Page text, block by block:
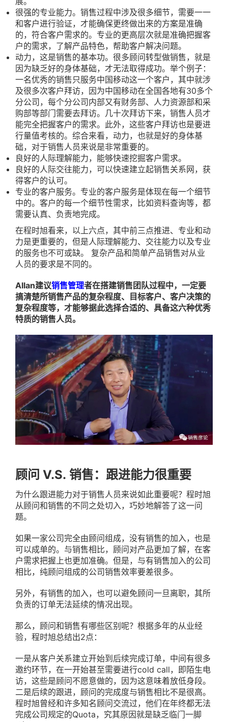
很强的专业能力。销售过程中涉及很多细节，需要一一
和客户进行验证，才能确保更终做出来的方案是准确
的，符合客户需求的。专业的更高层次就是准确把握客
户的需求，了解产品特色，帮助客户解决问题。
动力，这是销售的基本功。很多顾问转型做销售，就是
因为缺乏好的身体基础，才无法取得成功。举个例子：
一名优秀的销售只服务中国移动这一个客户，其中就涉
及很多次客户拜访，因为中国移动在全国各地有30多个
分公司，每个分公司内部又有财务部、人力资源部和采
购部等部门需要去拜访。几十次拜访下来，销售人员才
能完全把握客户的需求。此外，这些客户拜访也是要进
行量值考核的。综合来看，动力，也就是好的身体基
础，对于销售人员来说是非常重要的。
良好的人际理解能力，能够快速挖掘客户需求。
良好的人际交往能力，可以快速建立起销售关系网，获
得客户的认可。
专业的客户服务。专业的客户服务是体现在每一个细节
中的。客户的每一个细节性需求，比如资料查询等，都
需要认真、负责地完成。
在程时旭看来，以上六点，其中前三点推进、专业和动
力是更重要的，但是人际理解能力、交往能力以及专业
的服务也不可或缺。 复杂产品和简单产品销售对从业
人员的要求是不同的。
Allan建议销售管理者在搭建销售团队过程中，一定要
搞清楚所销售产品的复杂程度、目标客户、客户决策的
复杂程度等，才能够据此选择合适的、具备这六种优秀
特质的销售人员。
顾问 V.S. 销售：跟进能力很重要
为什么跟进能力对于销售人员来说如此重要呢？程时旭
从顾问和销售的不同之处切入，巧妙地解答了这一问
题。
如果一家公司完全由顾问组成，没有销售的加入，也是
可以成单的。与销售相比，顾问对产品更加了解，在客
户需求把握上也更加准确。但是，与有销售加入的公司
相比，纯顾问组成的公司销售效率要差很多。
另外，有销售的加入，也可以避免顾问一旦离职，其所
负责的订单无法延续的情况出现。
那么，顾问和销售有哪些区别呢？根据多年的从业经
验，程时旭总结出2点：
一是从客户关系建立开始到后续完成订单，中间有很多
邀约环节，在一开始甚至需要进行cold call，即陌生电
访，这些是顾问不愿意做的，因为这意味着放低身段。
二是后续的跟进，顾问的完成度与销售相比不是很高。
程时旭曾经和许多知名顾问交流过，他们在年终都无法
完成公司规定的Quota，究其原因就是缺乏临门一脚